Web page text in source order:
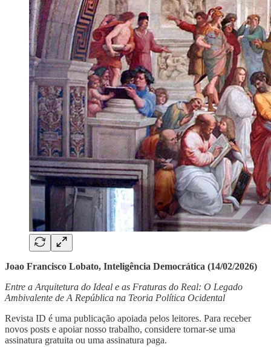
Joao Francisco Lobato, Inteligência Democrática (14/02/2026)
Entre a Arquitetura do Ideal e as Fraturas do Real: O Legado
Ambivalente de A República na Teoria Política Ocidental
Revista ID é uma publicação apoiada pelos leitores. Para receber
novos posts e apoiar nosso trabalho, considere tornar-se uma
assinatura gratuita ou uma assinatura paga.